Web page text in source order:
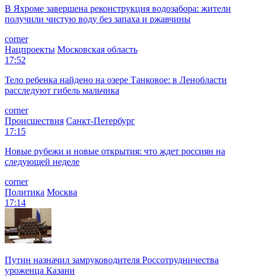
В Яхроме завершена реконструкция водозабора: жители
получили чистую воду без запаха и ржавчины
corner
Нацпроекты Московская область
17:52
Тело ребенка найдено на озере Танковое: в Ленобласти
расследуют гибель мальчика
corner
Происшествия Санкт-Петербург
17:15
Новые рубежи и новые открытия: что ждет россиян на
следующей неделе
corner
Политика Москва
17:14
Путин назначил замруководителя Россотрудничества
уроженца Казани